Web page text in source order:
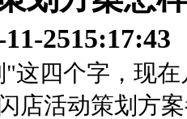
2515:17:43
这四个字，现
店活动策划方